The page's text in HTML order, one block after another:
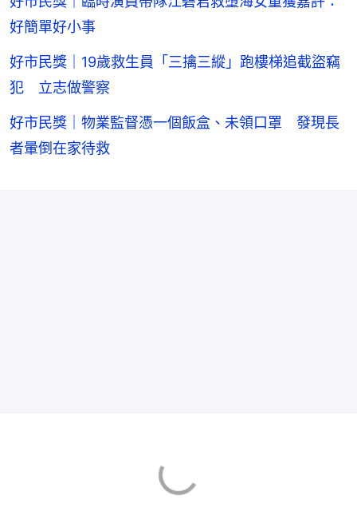
好簡單好小事
好市民獎｜19歲救生員「三擒三縱」跑樓梯追截盜竊
犯 立志做警察
好市民獎｜物業監督憑一個飯盒、未領口罩 發現長
者暈倒在家待救